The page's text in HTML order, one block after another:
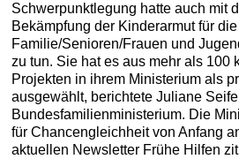
Schwerpunktlegung hatte auch mit
Bekämpfung der Kinderarmut für
Familie/Senioren/Frauen und
zu tun. Sie hat es aus mehr als 100
Projekten in ihrem Ministerium als
ausgewählt, berichtete Juliane
Bundesfamilienministerium. Die
für Chancengleichheit von Anfang
aktuellen Newsletter Frühe Hilfen